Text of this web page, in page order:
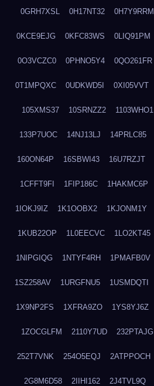
0GRH7XSL 0H17NT32 0H7Y9RRM
0KCE9EJG 0KFC83WS 0LIQ91PM
0O3VCZC0 0PHNO5Y4 0QO261FR
0T1MPQXC 0UDKWD5I 0XI05VVT
105XMS37 10SRNZZ2 1103WHO1
133P7UOC 14NJ13LJ 14PRLC85
160ON64P 16SBWI43 16U7RZJT
1CFFT9FI 1FIP186C 1HAKMC6P
1IOKJ9IZ 1K1OOBX2 1KJONM1Y
1KUB22OP 1L0EECVC 1LO2KT45
1NIPGIQG 1NTYF4RH 1PMAFB0V
1SZ258AV 1URGFNU5 1USMDQTI
1X9NP2FS 1XFRA9ZO 1YS8YJ6Z
1ZOCGLFM 2110Y7UD 232PTAJG
252T7VNK 254O5EQJ 2ATPPOCH
2G8M6D58 2IIHI162 2J4TVL9Q